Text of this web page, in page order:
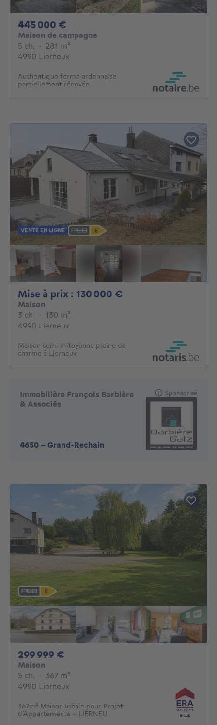
445 000 €
Maison de campagne
5 ch. 5 chambres
· 281 m²
4990 Lierneux
Authentique ferme ardennaise
partiellement rénovée
VENTE EN LIGNE
Mise à prix : 130 000 €
Maison
3 ch. 3 chambres
· 130 m²
4990 Lierneux
Maison semi mitoyenne pleine de
charme à Lierneux
Immobilière François Barbière
& Associés
4650 - Grand-Rechain
Sponsorisé
299 999 €
Maison
5 ch. 5 chambres
· 367 m²
4990 Lierneux
367m² Maison Idéale pour Projet
d’Appartements - LIERNEU